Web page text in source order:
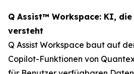
Q Assist™ Workspace: KI,
versteht
Q Assist Workspace baut auf
Copilot-Funktionen von